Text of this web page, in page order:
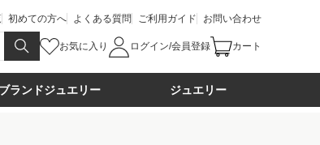
初めての方へ よくある質問 ご利用ガイド お問い合わせ
お気に入り ログイン/会員登録 カート
ブランドジュエリー ジュエリー